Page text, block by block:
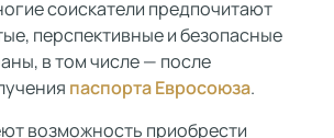
соискатели предпочитают
перспективные и безопасные
в том числе — после
паспорта Евросоюза.
возможность приобрести